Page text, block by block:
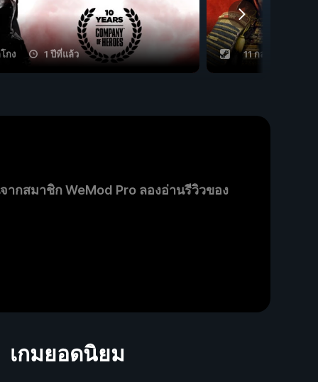
กง 1 ปีที่แล้ว 11 กลโกง
ากสมาชิก WeMod Pro ลองอ่านรีวิวของ
เกมยอดนิยม